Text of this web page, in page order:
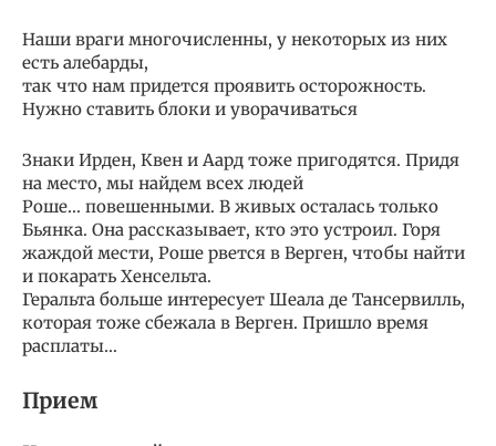
Наши враги многочисленны, у некоторых из них
есть алебарды,
так что нам придется проявить осторожность.
Нужно ставить блоки и уворачиваться
Знаки Ирден, Квен и Аард тоже пригодятся. Придя
на место, мы найдем всех людей
Роше… повешенными. В живых осталась только
Бьянка. Она рассказывает, кто это устроил. Горя
жаждой мести, Роше рвется в Верген, чтобы найти
и покарать Хенсельта.
Геральта больше интересует Шеала де Тансервилль,
которая тоже сбежала в Верген. Пришло время
расплаты…
Прием